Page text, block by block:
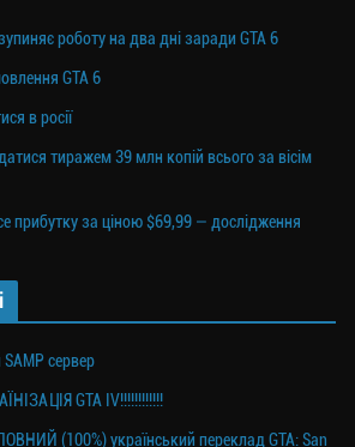
роботу на два дні заради GTA 6
GTA 6
в росії
тиражем 39 млн копій всього за вісім
прибутку за ціною $69,99 — дослідження
сервер
GTA IV!!!!!!!!!!!!
(100%) український переклад GTA: San